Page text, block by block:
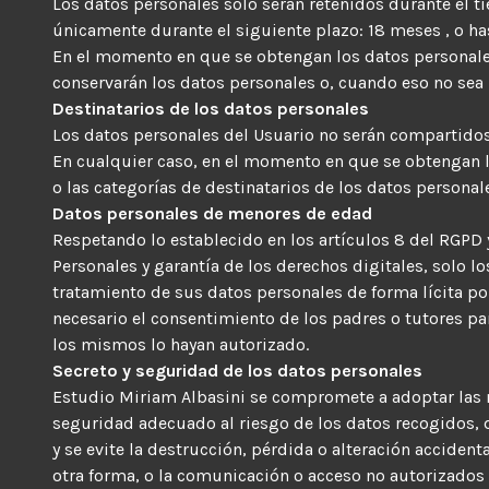
únicamente durante el siguiente plazo: 18 meses , o
En el momento en que se obtengan los datos
conservarán los datos personales o, cuando eso no
Destinatarios de los datos personales
Los datos personales del Usuario no serán
En cualquier caso, en el momento en que se
o las categorías de destinatarios de los datos
Datos personales de menores de edad
Respetando lo establecido en los artículos 8 del
Personales y garantía de los derechos digitales, solo
tratamiento de sus datos personales de forma lícita
necesario el consentimiento de los padres o tutores
los mismos lo hayan autorizado.
Secreto y seguridad de los datos personales
Estudio Miriam Albasini se compromete a adoptar
seguridad adecuado al riesgo de los datos
y se evite la destrucción, pérdida o alteración
otra forma, o la comunicación o acceso no